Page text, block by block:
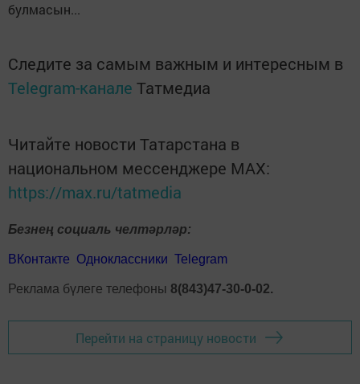
булмасын...
Следите за самым важным и интересным в
Telegram-канале Татмедиа
Читайте новости Татарстана в
национальном мессенджере MАХ:
https://max.ru/tatmedia
Безнең социаль челтәрләр:
ВКонтакте Одноклассники Telegram
Реклама бүлеге телефоны 8(843)47-30-0-02.
Перейти на страницу новости